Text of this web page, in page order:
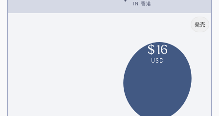
IN 香港
発売
$16
USD